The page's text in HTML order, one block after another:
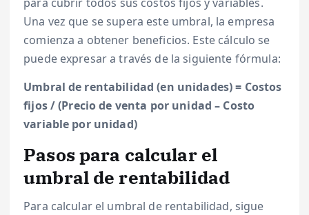
Una vez que se supera este umbral, la empresa
comienza a obtener beneficios. Este cálculo se
puede expresar a través de la siguiente fórmula:
Umbral de rentabilidad (en unidades) = Costos
fijos / (Precio de venta por unidad – Costo
variable por unidad)
Pasos para calcular el
umbral de rentabilidad
Para calcular el umbral de rentabilidad, sigue